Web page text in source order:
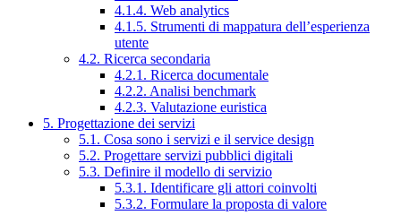
4.1.4. Web analytics
4.1.5. Strumenti di mappatura dell’esperienza
utente
4.2. Ricerca secondaria
4.2.1. Ricerca documentale
4.2.2. Analisi benchmark
4.2.3. Valutazione euristica
5. Progettazione dei servizi
5.1. Cosa sono i servizi e il service design
5.2. Progettare servizi pubblici digitali
5.3. Definire il modello di servizio
5.3.1. Identificare gli attori coinvolti
5.3.2. Formulare la proposta di valore